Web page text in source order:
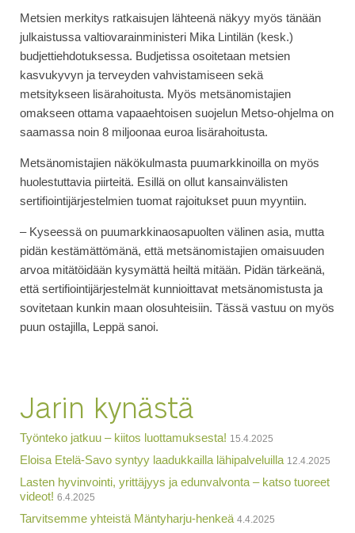
Metsien merkitys ratkaisujen lähteenä näkyy myös tänään
julkaistussa valtiovarainministeri Mika Lintilän (kesk.)
budjettiehdotuksessa. Budjetissa osoitetaan metsien
kasvukyvyn ja terveyden vahvistamiseen sekä
metsitykseen lisärahoitusta. Myös metsänomistajien
omakseen ottama vapaaehtoisen suojelun Metso-ohjelma on
saamassa noin 8 miljoonaa euroa lisärahoitusta.
Metsänomistajien näkökulmasta puumarkkinoilla on myös
huolestuttavia piirteitä. Esillä on ollut kansainvälisten
sertifiointijärjestelmien tuomat rajoitukset puun myyntiin.
– Kyseessä on puumarkkinaosapuolten välinen asia, mutta
pidän kestämättömänä, että metsänomistajien omaisuuden
arvoa mitätöidään kysymättä heiltä mitään. Pidän tärkeänä,
että sertifiointijärjestelmät kunnioittavat metsänomistusta ja
sovitetaan kunkin maan olosuhteisiin. Tässä vastuu on myös
puun ostajilla, Leppä sanoi.
Jarin kynästä
Työnteko jatkuu – kiitos luottamuksesta! 15.4.2025
Eloisa Etelä-Savo syntyy laadukkailla lähipalveluilla 12.4.2025
Lasten hyvinvointi, yrittäjyys ja edunvalvonta – katso tuoreet
videot! 6.4.2025
Tarvitsemme yhteistä Mäntyharju-henkeä 4.4.2025